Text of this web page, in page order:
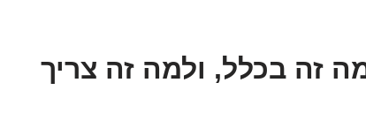
זה בכלל, ולמה זה צריך